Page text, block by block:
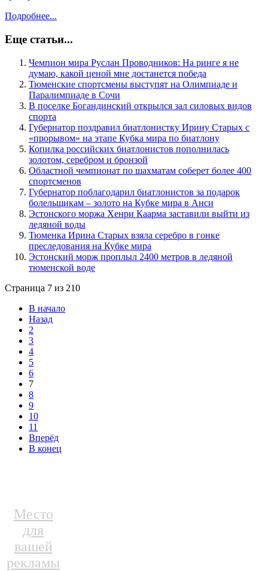
Подробнее...
Еще статьи...
Чемпион мира Руслан Проводников: На ринге я не
думаю, какой ценой мне достанется победа
Тюменские спортсмены выступят на Олимпиаде и
Паралимпиаде в Сочи
В поселке Богандинский открылся зал силовых видов
спорта
Губернатор поздравил биатлонистку Ирину Старых с
«прорывом» на этапе Кубка мира по биатлону
Копилка российских биатлонистов пополнилась
золотом, серебром и бронзой
Областной чемпионат по шахматам соберет более 400
спортсменов
Губернатор поблагодарил биатлонистов за подарок
болельщикам – золото на Кубке мира в Анси
Эстонского моржа Хенри Каарма заставили выйти из
ледяной воды
Тюменка Ирина Старых взяла серебро в гонке
преследования на Кубке мира
Эстонский морж проплыл 2400 метров в ледяной
тюменской воде
Страница 7 из 210
В начало
Назад
2
3
4
5
6
7
8
9
10
11
Вперёд
В конец
Место
для
вашей
рекламы